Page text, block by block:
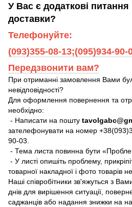
У Вас є додаткові
доставки?
Телефонуйте:
(093)355-08-13;(095)934-90-
Передзвонити вам?
При отриманні замовлення Вами
невідповідності?
Для оформлення повернення та
необхідно:
- Написати на пошту
зателефонувати на номер
90-03.
- Тема листа повинна бути
- У листі опишіть проблему,
товарної накладної і фото товарів
Наші співробітники зв'яжуться з
днів для вирішення ситуації,
саджанців або надання знижки на